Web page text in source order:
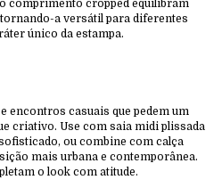
comprimento cropped equilibram
a versátil para diferentes
único da estampa.
encontros casuais que pedem um
criativo. Use com saia midi plissada
ou combine com calça
mais urbana e contemporânea.
o look com atitude.